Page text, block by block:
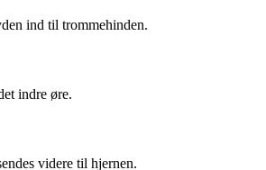
ind til trommehinden.
indre øre.
videre til hjernen.